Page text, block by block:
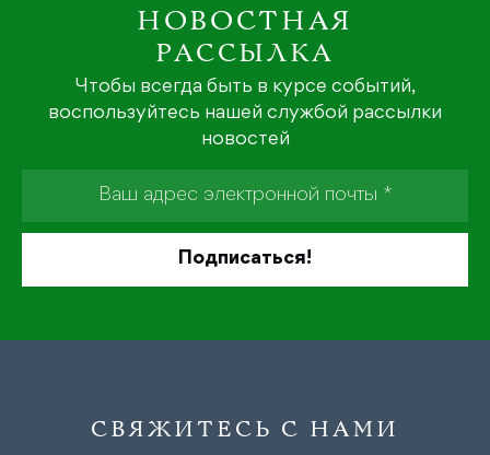
НОВОСТНАЯ
РАССЫЛКА
Чтобы всегда быть в курсе событий,
воспользуйтесь нашей службой рассылки
новостей
СВЯЖИТЕСЬ С НАМИ